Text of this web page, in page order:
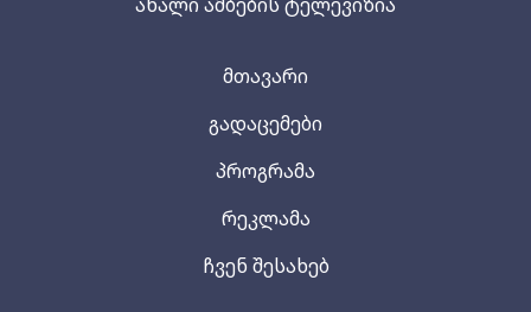
მთავარი
გადაცემები
პროგრამა
რეკლამა
ჩვენ შესახებ